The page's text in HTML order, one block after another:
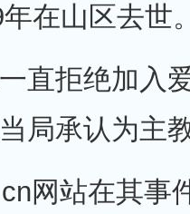
在山区去世
直拒绝加入
局承认为主
网站在其事